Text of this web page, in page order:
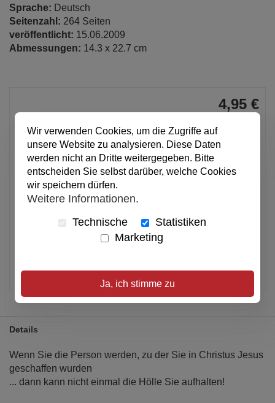
Sprache: Deutsch
Seitenzahl: 264 Seiten
veröffentlicht: 15.06.2009
Abmessungen: 14.3 x 22.7 cm
4,95 €
Anzahl
In den Warenkorb
Alle Preise inkl. MwSt.
Details
Wenn Sie die Person werden, zu der Sie in Christus Jesus
geschaffen wurden
... dann kann nicht einmal die Hölle Sie aufhalten!
Wir verwenden Cookies, um die Zugriffe auf
unsere Website zu analysieren. Diese Daten
werden nicht an Dritte weitergegeben. Bitte
entscheiden Sie selbst darüber, welche Cookies
wir speichern dürfen.
Weitere Informationen.
Technische
Statistiken
Marketing
Ja, ich stimme zu